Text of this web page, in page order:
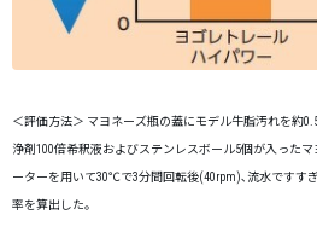
＜評価方法＞ マヨネーズ瓶の蓋にモデル牛脂汚れを約
浄剤100倍希釈液およびステンレスボール5個が入った
ーターを用いて30℃で3分間回転後(40rpm)､流水ですす
率を算出した。